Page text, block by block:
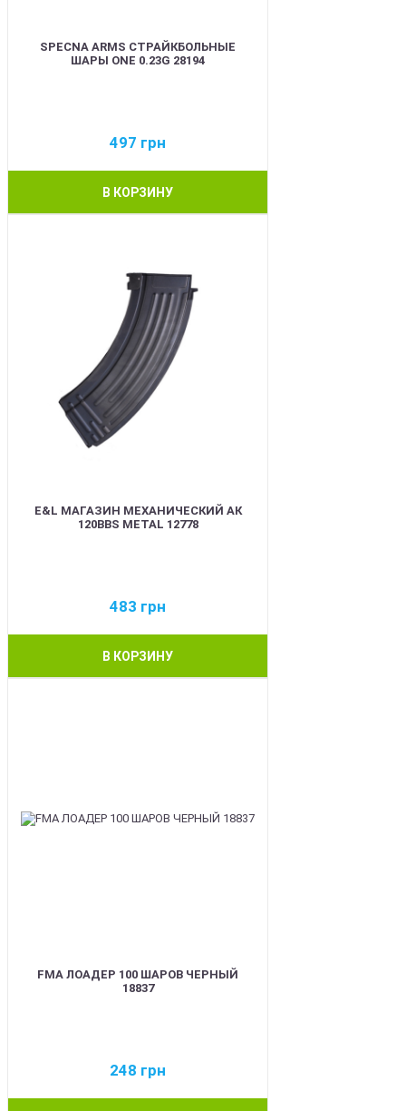
SPECNA ARMS СТРАЙКБОЛЬНЫЕ
ШАРЫ ONE 0.23G 28194
497 грн
В КОРЗИНУ
E&L МАГАЗИН МЕХАНИЧЕСКИЙ АК
120BBS METAL 12778
483 грн
В КОРЗИНУ
FMA ЛОАДЕР 100 ШАРОВ ЧЕРНЫЙ
18837
248 грн